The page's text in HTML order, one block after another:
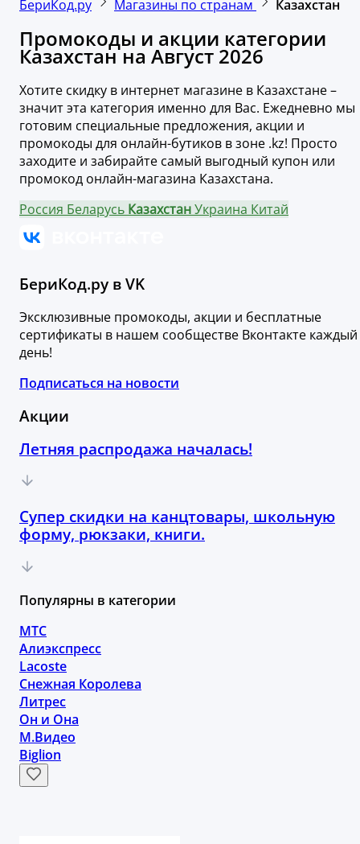
БериКод.ру
Магазины по странам Казахстан
Промокоды и акции категории
Казахстан на Август 2026
Хотите скидку в интернет магазине в Казахстане –
значит эта категория именно для Вас. Ежедневно мы
готовим специальные предложения, акции и
промокоды для онлайн-бутиков в зоне .kz! Просто
заходите и забирайте самый выгодный купон или
промокод онлайн-магазина Казахстана.
Россия Беларусь КазахстанУкраина Китай
БериКод.ру в VK
Эксклюзивные промокоды, акции и бесплатные
сертификаты в нашем сообществе Вконтакте каждый
день!
Подписаться на новости
Акции
Летняя распродажа началась!
Супер скидки на канцтовары, школьную
форму, рюкзаки, книги.
Популярны в категории
МТС
Алиэкспресс
Lacoste
Снежная Королева
Литрес
Он и Она
М.Видео
Biglion